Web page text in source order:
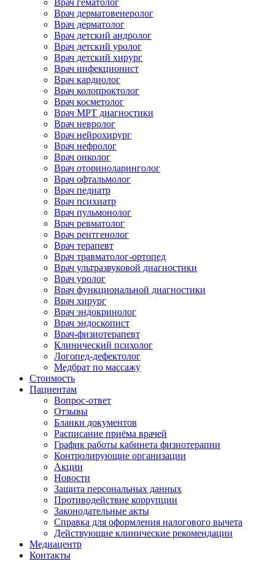
Врач гематолог
Врач дерматовенеролог
Врач дерматолог
Врач детский андролог
Врач детский уролог
Врач детский хирург
Врач инфекционист
Врач кардиолог
Врач колопроктолог
Врач косметолог
Врач МРТ диагностики
Врач невролог
Врач нейрохирург
Врач нефролог
Врач онколог
Врач оториноларинголог
Врач офтальмолог
Врач педиатр
Врач психиатр
Врач пульмонолог
Врач ревматолог
Врач рентгенолог
Врач терапевт
Врач травматолог-ортопед
Врач ультразвуковой диагностики
Врач уролог
Врач функциональной диагностики
Врач хирург
Врач эндокринолог
Врач эндоскопист
Врач-физиотерапевт
Клинический психолог
Логопед-дефектолог
Медбрат по массажу
Стоимость
Пациентам
Вопрос-ответ
Отзывы
Бланки документов
Расписание приёма врачей
График работы кабинета физиотерапии
Контролирующие организации
Акции
Новости
Защита персональных данных
Противодействие коррупции
Законодательные акты
Справка для оформления налогового вычета
Действующие клинические рекомендации
Медиацентр
Контакты